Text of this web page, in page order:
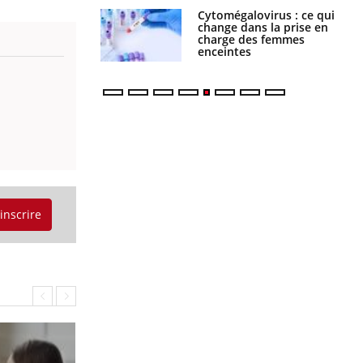
Cytomégalovirus : ce qui
change dans la prise en
charge des femmes
enceintes
Pourquoi votre ventre
gâche-t-il les premiers
jours de vos vacances ?